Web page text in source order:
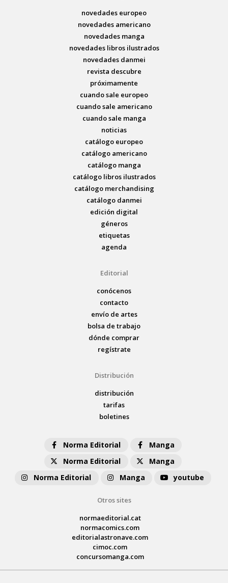
novedades europeo
novedades americano
novedades manga
novedades libros ilustrados
novedades danmei
revista descubre
próximamente
cuando sale europeo
cuando sale americano
cuando sale manga
noticias
catálogo europeo
catálogo americano
catálogo manga
catálogo libros ilustrados
catálogo merchandising
catálogo danmei
edición digital
géneros
etiquetas
agenda
Editorial
conócenos
contacto
envío de artes
bolsa de trabajo
dónde comprar
regístrate
Distribución
distribución
tarifas
boletines
Norma Editorial
Manga
Norma Editorial
Manga
Norma Editorial
Manga youtube
Otros sites
normaeditorial.cat
normacomics.com
editorialastronave.com
cimoc.com
concursomanga.com